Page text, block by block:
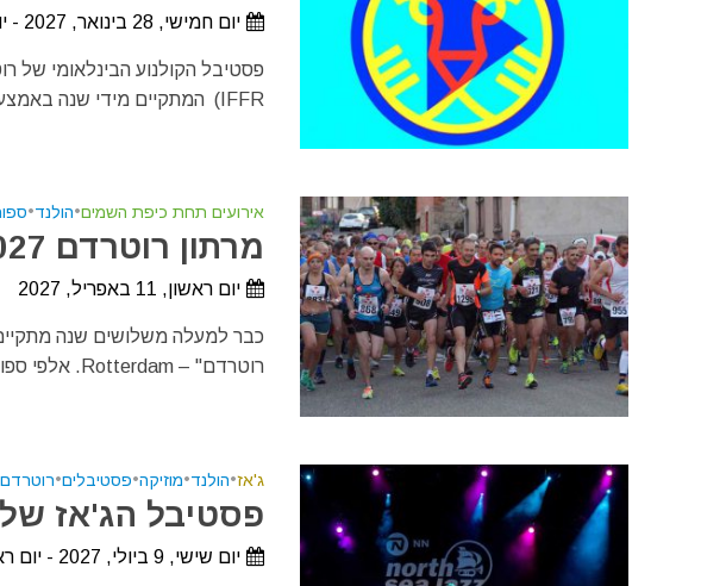
יום חמישי, 28 בינואר, 2027 - יום ראשון, 7 בפברואר, 2027
(IFFR המתקיים מידי שנה באמצע החורף, מושך אליו כבר למעלה מארבעים שנות קיומו...
אירועים תחת כיפת השמים•הולנד•
מרתון רוטרדם 2027
יום ראשון, 11 באפריל, 2027
כבר למעלה משלושים שנה
רוטרדם" – Rotterdam. אלפי ספורטאים מקצועיים וחובבים מגיעים מכל רחבי...
ג'אז•הולנד•מוזיקה•פסטיבלים•רוטרדם
פסטיבל הג'אז של
יום שישי, 9 ביולי, 2027 - יום ראשון, 11 ביולי, 2027